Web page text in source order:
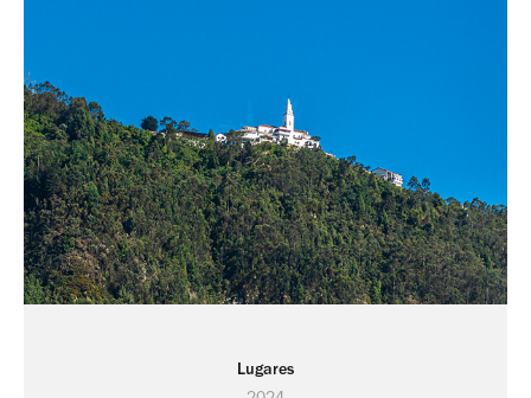
Lugares